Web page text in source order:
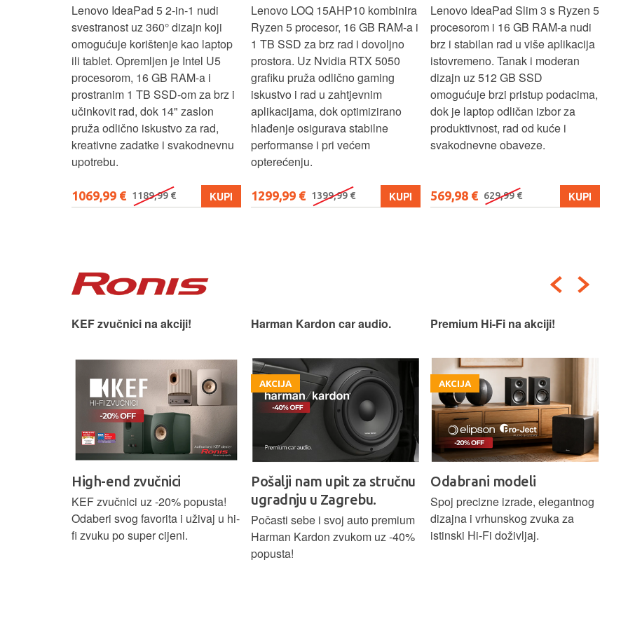
Lenovo IdeaPad 5 2‑in‑1 nudi
svestranost uz 360° dizajn koji
omogućuje korištenje kao laptop
ili tablet. Opremljen je Intel U5
procesorom, 16 GB RAM-a i
prostranim 1 TB SSD‑om za brz i
učinkovit rad, dok 14" zaslon
pruža odlično iskustvo za rad,
kreativne zadatke i svakodnevnu
upotrebu.
1069,99 € 1189,99 € KUPI
Lenovo LOQ 15AHP10 kombinira
Ryzen 5 procesor, 16 GB RAM-a i
1 TB SSD za brz rad i dovoljno
prostora. Uz Nvidia RTX 5050
grafiku pruža odlično gaming
iskustvo i rad u zahtjevnim
aplikacijama, dok optimizirano
hlađenje osigurava stabilne
performanse i pri većem
opterećenju.
1299,99 € 1399,99 € KUPI
Lenovo IdeaPad Slim 3 s Ryzen 5
procesorom i 16 GB RAM-a nudi
brz i stabilan rad u više aplikacija
istovremeno. Tanak i moderan
dizajn uz 512 GB SSD
omogućuje brzi pristup podacima,
dok je laptop odličan izbor za
produktivnost, rad od kuće i
svakodnevne obaveze.
569,98 € 629,99 € KUPI
KEF zvučnici na akciji!
High-end zvučnici
KEF zvučnici uz -20% popusta!
Odaberi svog favorita i uživaj u hi-
fi zvuku po super cijeni.
Harman Kardon car audio.
AKCIJA
Pošalji nam upit za stručnu
ugradnju u Zagrebu.
Počasti sebe i svoj auto premium
Harman Kardon zvukom uz -40%
popusta!
Premium Hi-Fi na akciji!
AKCIJA
Odabrani modeli
Spoj precizne izrade, elegantnog
dizajna i vrhunskog zvuka za
istinski Hi-Fi doživljaj.